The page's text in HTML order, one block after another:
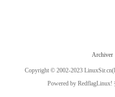
Archiver
Copyright © 2002-2023 LinuxSir.cn
Powered by RedflagLinux!